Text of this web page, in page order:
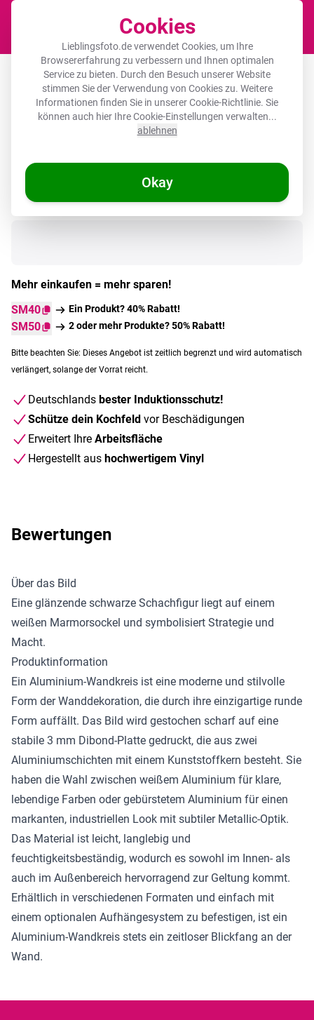
Cookies
Lieblingsfoto.de verwendet Cookies, um Ihre
Browsererfahrung zu verbessern und Ihnen optimalen
Service zu bieten. Durch den Besuch unserer Website
stimmen Sie der Verwendung von Cookies zu. Weitere
Informationen finden Sie in unsererCookie-Richtlinie. Sie
können auch hier Ihre Cookie-Einstellungen verwalten...
ablehnen
Okay
Runde Bilder Aluminium – Schachfigur
- König - Schwarz - Marmor
Auf Lager
Mehr einkaufen = mehr sparen!
SM40
Ein Produkt? 40% Rabatt!
SM50 2 oder mehr Produkte? 50% Rabatt!
Bitte beachten Sie: Dieses Angebot ist zeitlich begrenzt und wird automatisch
verlängert, solange der Vorrat reicht.
Deutschlands bester Induktionsschutz!
Schütze dein Kochfeld vor Beschädigungen
Erweitert Ihre Arbeitsfläche
Hergestellt aus hochwertigem Vinyl
Bewertungen
Über das Bild
Eine glänzende schwarze Schachfigur liegt auf einem
weißen Marmorsockel und symbolisiert Strategie und
Macht.
Produktinformation
Ein Aluminium-Wandkreis ist eine moderne und stilvolle
Form der Wanddekoration, die durch ihre einzigartige runde
Form auffällt. Das Bild wird gestochen scharf auf eine
stabile 3 mm Dibond-Platte gedruckt, die aus zwei
Aluminiumschichten mit einem Kunststoffkern besteht. Sie
haben die Wahl zwischen weißem Aluminium für klare,
lebendige Farben oder gebürstetem Aluminium für einen
markanten, industriellen Look mit subtiler Metallic-Optik.
Das Material ist leicht, langlebig und
feuchtigkeitsbeständig, wodurch es sowohl im Innen- als
auch im Außenbereich hervorragend zur Geltung kommt.
Erhältlich in verschiedenen Formaten und einfach mit
einem optionalen Aufhängesystem zu befestigen, ist ein
Aluminium-Wandkreis stets ein zeitloser Blickfang an der
Wand.